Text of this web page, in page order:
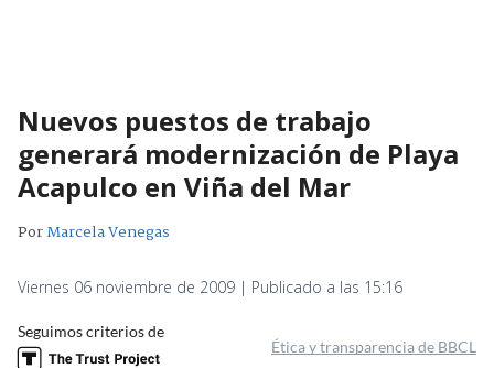
Nuevos puestos de trabajo
generará modernización de Playa
Acapulco en Viña del Mar
PorMarcela Venegas
Viernes 06 noviembre de 2009 | Publicado a las 15:16
Seguimos criterios de
Ética y transparencia de BBCL